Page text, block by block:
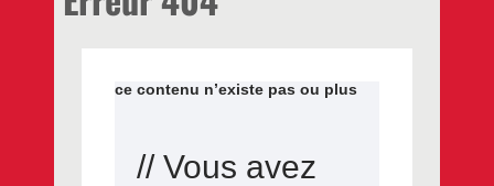
ce contenu n’existe pas ou plus
// Vous avez